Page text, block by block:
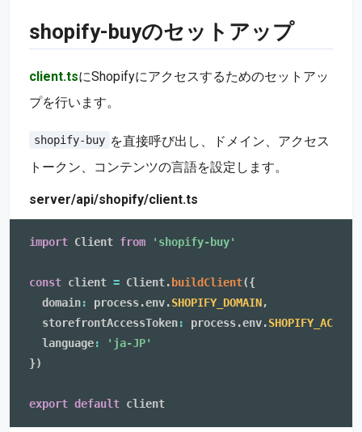
shopify-buyのセットアップ
client.tsにShopifyにアクセスするためのセットアッ
プを行います。
shopify-buy を直接呼び出し、ドメイン、アクセス
トークン、コンテンツの言語を設定します。
server/api/shopify/client.ts
import Client from 'shopify-buy'
const client = Client. buildClient({
  domain
: process.env.SHOPIFY_DOMAIN,
  storefrontAccessToken
: process.env.
  language
:
'ja-JP'
})
export default